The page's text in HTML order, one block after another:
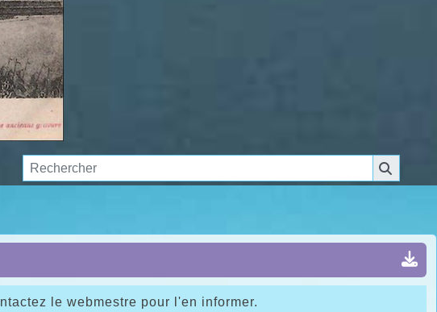
le webmestre pour l'en informer.